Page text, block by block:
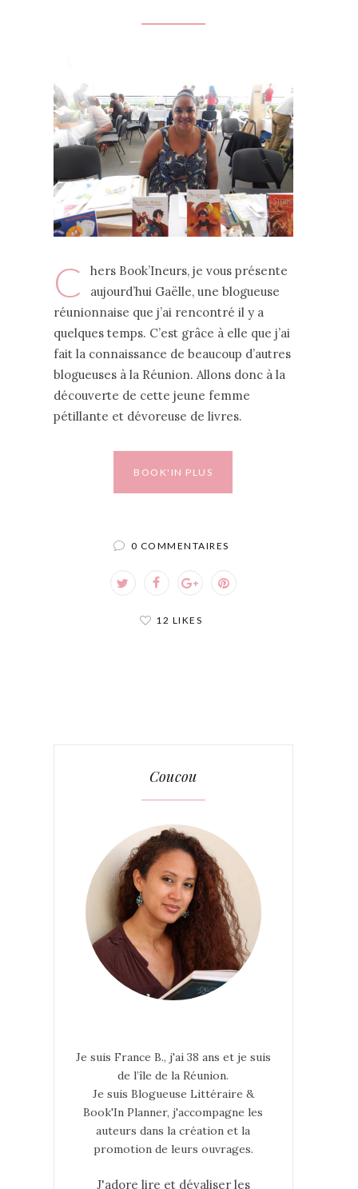
C
hers Book’Ineurs, je vous présente
aujourd’hui Gaëlle, une blogueuse
réunionnaise que j’ai rencontré il y a
quelques temps. C’est grâce à elle que j’ai
fait la connaissance de beaucoup d’autres
blogueuses à la Réunion. Allons donc à la
découverte de cette jeune femme
pétillante et dévoreuse de livres.
BOOK'IN PLUS
0 COMMENTAIRES
12 LIKES
Coucou
Je suis France B., j'ai 38 ans et je suis
de l’île de la Réunion.
Je suis Blogueuse Littéraire &
Book'In Planner, j'accompagne les
auteurs dans la création et la
promotion de leurs ouvrages.
J'adore lire et dévaliser les